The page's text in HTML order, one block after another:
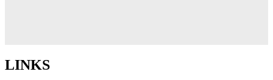
LINKS